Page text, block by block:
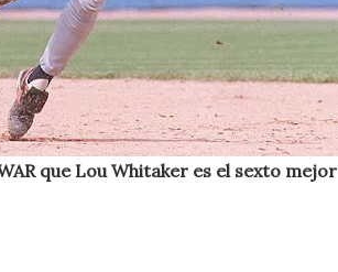
que Lou Whitaker es el sexto mejor